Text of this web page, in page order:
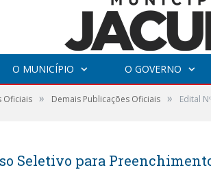
O MUNICÍPIO O GOVERNO
Oficiais » Demais Publicações Oficiais » Edital
Seletivo para